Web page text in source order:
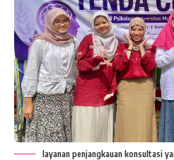
layanan penjangkauan konsultasi